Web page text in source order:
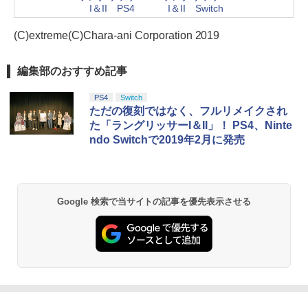
I＆II PS4
I＆II Switch
(C)extreme(C)Chara-ani Corporation 2019
編集部のおすすめ記事
PS4 Switch
ただの復刻ではなく、フルリメイクされ
た「ラングリッサーI＆II」！ PS4、Ninte
ndo Switchで2019年2月に発売
Google 検索で当サイトの記事を優先表示させる